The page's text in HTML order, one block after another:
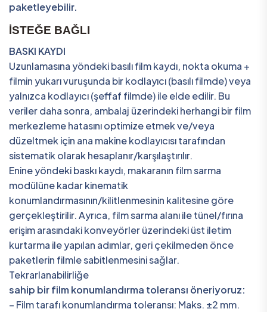
paketleyebilir.
İSTEĞE BAĞLI
BASKI KAYDI
Uzunlamasına yöndeki basılı film kaydı, nokta okuma +
filmin yukarı vuruşunda bir kodlayıcı (basılı filmde) veya
yalnızca kodlayıcı (şeffaf filmde) ile elde edilir. Bu
veriler daha sonra, ambalaj üzerindeki herhangi bir film
merkezleme hatasını optimize etmek ve/veya
düzeltmek için ana makine kodlayıcısı tarafından
sistematik olarak hesaplanır/karşılaştırılır.
Enine yöndeki baskı kaydı, makaranın film sarma
modülüne kadar kinematik
konumlandırmasının/kilitlenmesinin kalitesine göre
gerçekleştirilir. Ayrıca, film sarma alanı ile tünel/fırına
erişim arasındaki konveyörler üzerindeki üst iletim
kurtarma ile yapılan adımlar, geri çekilmeden önce
paketlerin filmle sabitlenmesini sağlar.
Tekrarlanabilirliğe
sahip bir film konumlandırma toleransı öneriyoruz:
– Film tarafı konumlandırma toleransı: Maks. ±2 mm.